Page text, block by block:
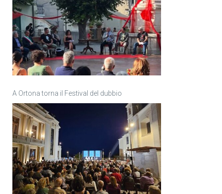
A Ortona torna il Festival del dubbio